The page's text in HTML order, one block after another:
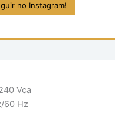
no Instagram!
Vca
60 Hz